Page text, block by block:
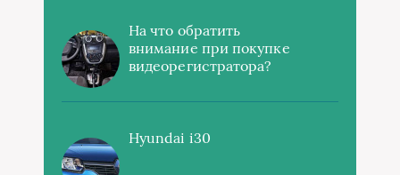
На что обратить
внимание при покупке
видеорегистратора?
Hyundai i30